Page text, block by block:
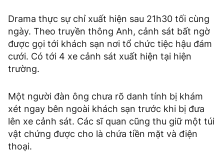
Drama thực sự chỉ xuất hiện sau 21h30 tối cùng
ngày. Theo truyền thông Anh, cảnh sát bất ngờ
được gọi tới khách sạn nơi tổ chức tiệc hậu đám
cưới. Có tới 4 xe cảnh sát xuất hiện tại hiện
trường.
Một người đàn ông chưa rõ danh tính bị khám
xét ngay bên ngoài khách sạn trước khi bị đưa
lên xe cảnh sát. Các sĩ quan cũng thu giữ một túi
vật chứng được cho là chứa tiền mặt và điện
thoại.